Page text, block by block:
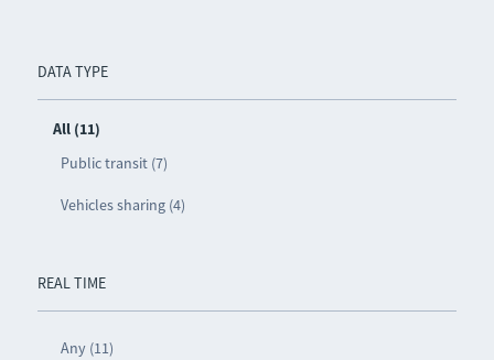
DATA TYPE
All (11)
Public transit (7)
Vehicles sharing (4)
REAL TIME
Any (11)